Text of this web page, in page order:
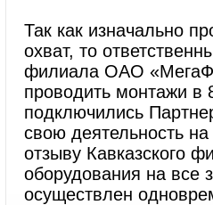
Так как изначально
охват, то
филиала ОАО
проводить монтажи в
подключились
свою деятельность
отзыву Кавказского
оборудования на все
осуществлен